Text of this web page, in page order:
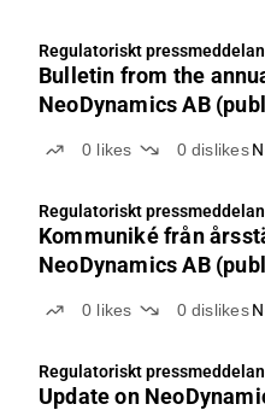
Regulatoriskt
Bulletin from the
NeoDynamics AB
0 likes 0 dislikes
Regulatoriskt
Kommuniké från
NeoDynamics AB
0 likes 0 dislikes
Regulatoriskt
Update on